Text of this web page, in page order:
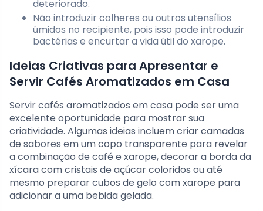
deteriorado.
Não introduzir colheres ou outros utensílios
úmidos no recipiente, pois isso pode introduzir
bactérias e encurtar a vida útil do xarope.
Ideias Criativas para Apresentar e
Servir Cafés Aromatizados em Casa
Servir cafés aromatizados em casa pode ser uma
excelente oportunidade para mostrar sua
criatividade. Algumas ideias incluem criar camadas
de sabores em um copo transparente para revelar
a combinação de café e xarope, decorar a borda da
xícara com cristais de açúcar coloridos ou até
mesmo preparar cubos de gelo com xarope para
adicionar a uma bebida gelada.